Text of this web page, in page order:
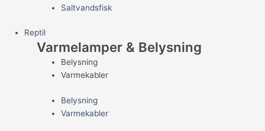
Saltvandsfisk
Reptil
Varmelamper & Belysning
Belysning
Varmekabler
Belysning
Varmekabler